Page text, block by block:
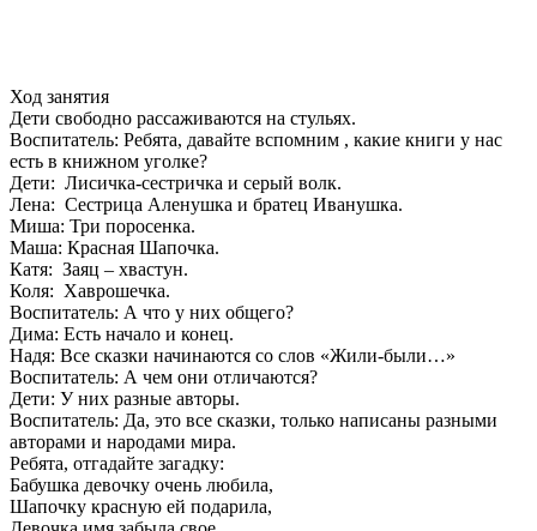
Ход занятия
Дети свободно рассаживаются на стульях.
Воспитатель: Ребята, давайте вспомним , какие книги у нас
есть в книжном уголке?
Дети: Лисичка-сестричка и серый волк.
Лена: Сестрица Аленушка и братец Иванушка.
Миша: Три поросенка.
Маша: Красная Шапочка.
Катя: Заяц – хвастун.
Коля: Хаврошечка.
Воспитатель: А что у них общего?
Дима: Есть начало и конец.
Надя: Все сказки начинаются со слов «Жили-были…»
Воспитатель: А чем они отличаются?
Дети: У них разные авторы.
Воспитатель: Да, это все сказки, только написаны разными
авторами и народами мира.
Ребята, отгадайте загадку:
Бабушка девочку очень любила,
Шапочку красную ей подарила,